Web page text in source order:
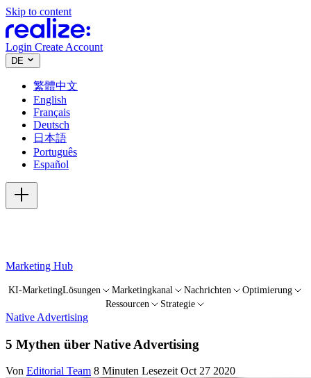
Skip to content
Login Create Account
DE
繁體中文
English
Français
Deutsch
日本語
Português
Español
Marketing Hub
KI-MarketingLösungen Marketingkanal Nachrichten
Optimierung
Ressourcen
Strategie
Native Advertising
5 Mythen über Native Advertising
Von Editorial Team 8 Minuten Lesezeit Oct 27 2020